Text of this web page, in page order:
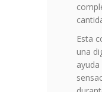
Esta
una